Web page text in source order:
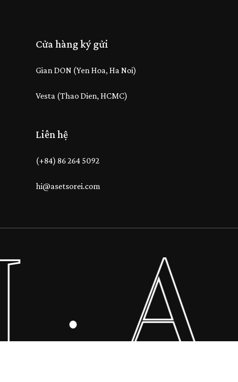
Thanh Toán
Cửa hàng ký gửi
Gian DON (Yen Hoa, Ha Noi)
Vesta (Thao Dien, HCMC)
Liên hệ
(+84) 86 264 5092
hi@asetsorei.com
· A